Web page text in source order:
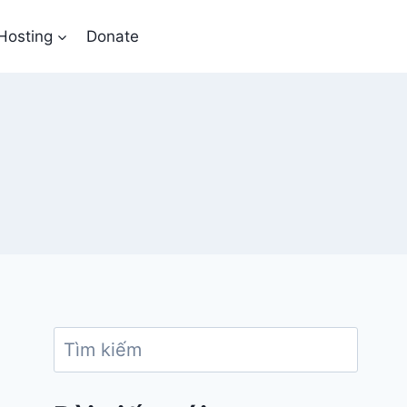
Donate